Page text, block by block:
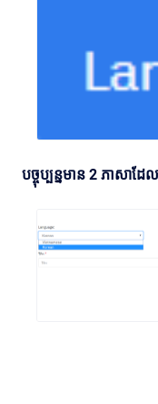
បច្ចុប្បន្នមាន 2 ភាសាដ